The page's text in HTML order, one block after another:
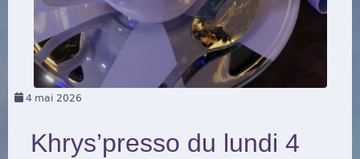
4 mai 2026
Khrys’presso du lundi 4